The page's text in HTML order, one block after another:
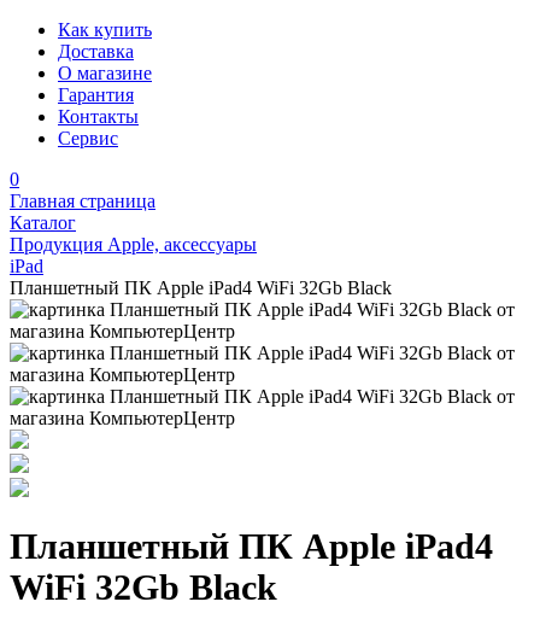
Как купить
Доставка
О магазине
Гарантия
Контакты
Сервис
0
Главная страница
Каталог
Продукция Apple, аксессуары
iPad
Планшетный ПК Apple iPad4 WiFi 32Gb Black
Планшетный ПК Apple iPad4
WiFi 32Gb Black